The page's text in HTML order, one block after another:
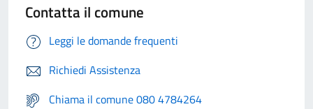
Contatta il comune
Leggi le domande frequenti
Richiedi Assistenza
Chiama il comune 080 4784264